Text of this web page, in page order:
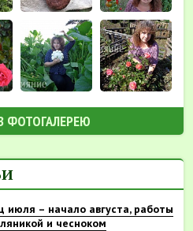
ФОТОГАЛЕРЕЮ
июля – начало августа, работы
и чесноком